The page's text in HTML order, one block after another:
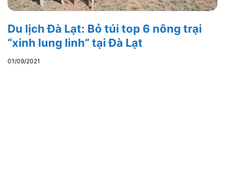
Du lịch Đà Lạt: Bỏ túi top 6 nông trại
“xinh lung linh” tại Đà Lạt
01/09/2021